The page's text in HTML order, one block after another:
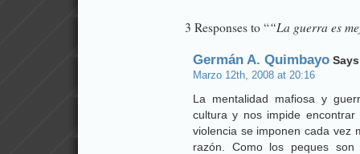
3 Responses to ““La guerra es
Germán A. Quimbayo
Marzo 12th, 2008 at 20:16
La mentalidad mafiosa y
cultura y nos impide
violencia se imponen cada vez
razón. Como los peques